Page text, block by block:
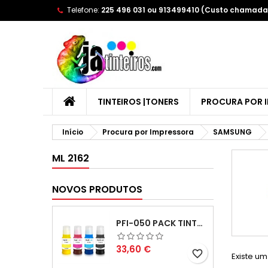
Telefone: 225 496 031 ou 913499410 (Custo
TINTEIROS |TONERS PROCURA POR
Início Procura por Impressora SAMSUNG
ML 2162
NOVOS PRODUTOS
PFI-050 PACK TINTAS COMPATIVEIS
Preço
33,60 € favorite_border Existe